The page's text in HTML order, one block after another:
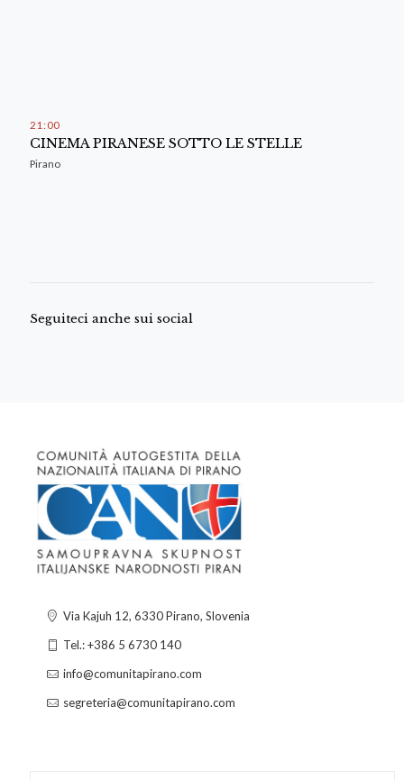
21 : 00
CINEMA PIRANESE SOTTO LE STELLE
Pirano
Seguiteci anche sui social
Via Kajuh 12, 6330 Pirano, Slovenia
Tel.: +386 5 6730 140
info@comunitapirano.com
segreteria@comunitapirano.com